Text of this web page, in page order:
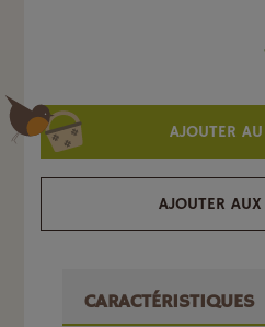
AJOUTER
AJOUTER
CARACTÉRISTIQUES